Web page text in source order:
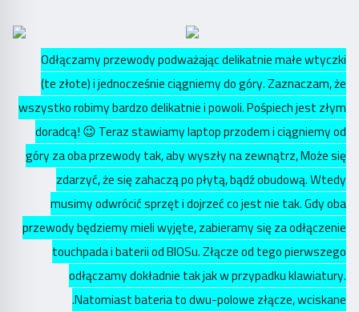
Odłączamy przewody podważając delikatnie małe wtyczki
(te złote) i jednocześnie ciągniemy do góry. Zaznaczam, że
wszystko robimy bardzo delikatnie i powoli. Pośpiech jest złym
doradcą! 😉 Teraz stawiamy laptop przodem i ciągniemy od
góry za oba przewody tak, aby wyszły na zewnątrz, Może się
zdarzyć, że się zahaczą po płytą, bądź obudową. Wtedy
musimy odwrócić sprzęt i dojrzeć co jest nie tak. Gdy oba
przewody będziemy mieli wyjęte, zabieramy się za odłączenie
touchpada i baterii od BIOSu. Złącze od tego pierwszego
odłączamy dokładnie tak jak w przypadku klawiatury.
Natomiast bateria to dwu-polowe złącze, wciskane.